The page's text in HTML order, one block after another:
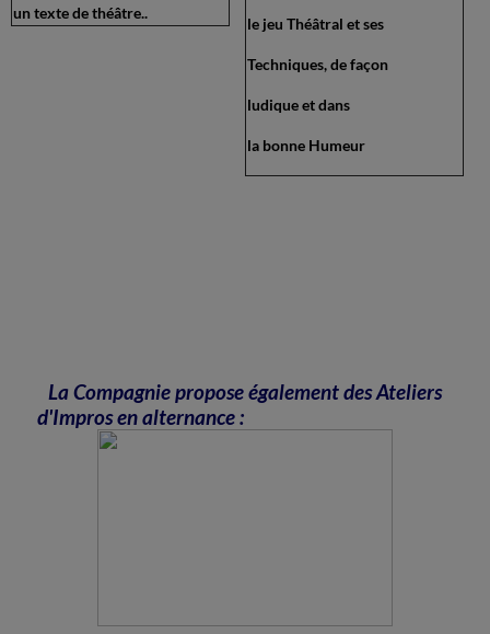
un texte de théâtre..
le jeu Théâtral et ses
Techniques, de façon
ludique et dans
la bonne Humeur
La Compagnie propose également des Ateliers
d'Impros en alternance :